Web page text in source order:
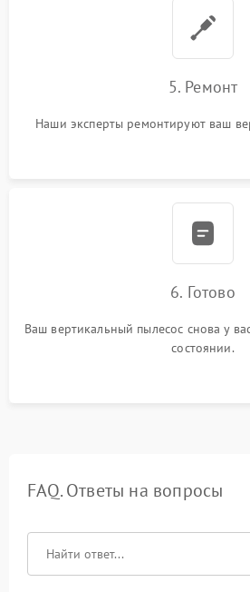
5. Ремонт
Наши эксперты ремонтируют ваш
6. Готово
Ваш вертикальный пылесос снова у
состоянии.
FAQ. Ответы на вопросы